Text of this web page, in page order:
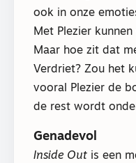
ook in onze
Met Plezier
Maar hoe zit dat
Verdriet? Zou het
vooral Plezier de
de rest wordt
Genadevol
Inside Out is een